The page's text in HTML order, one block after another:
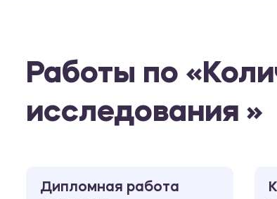
Работы по
исследования »
Дипломная работа